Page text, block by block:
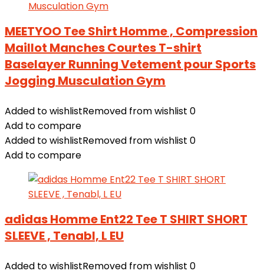
MEETYOO Tee Shirt Homme , Compression
Maillot Manches Courtes T-shirt
Baselayer Running Vetement pour Sports
Jogging Musculation Gym
Added to wishlistRemoved from wishlist 0
Add to compare
Added to wishlistRemoved from wishlist 0
Add to compare
adidas Homme Ent22 Tee T SHIRT SHORT
SLEEVE , Tenabl, L EU
Added to wishlistRemoved from wishlist 0